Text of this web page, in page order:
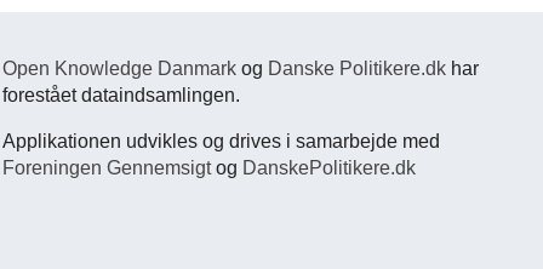
Open Knowledge Danmark og Danske Politikere.dk har
forestået dataindsamlingen.
Applikationen udvikles og drives i samarbejde med
Foreningen Gennemsigtog DanskePolitikere.dk